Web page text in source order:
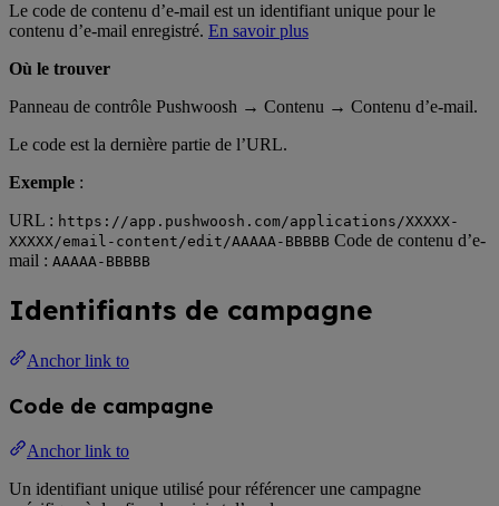
Le code de contenu d’e-mail est un identifiant unique pour le
contenu d’e-mail enregistré. En savoir plus
Où le trouver
Panneau de contrôle Pushwoosh → Contenu → Contenu d’e-mail.
Le code est la dernière partie de l’URL.
Exemple :
URL : https://app.pushwoosh.com/applications/XXXXX-
XXXXX/email-content/edit/AAAAA-BBBBB Code de contenu d’e-
mail : AAAAA-BBBBB
Identifiants de campagne
Anchor link to
Code de campagne
Anchor link to
Un identifiant unique utilisé pour référencer une campagne